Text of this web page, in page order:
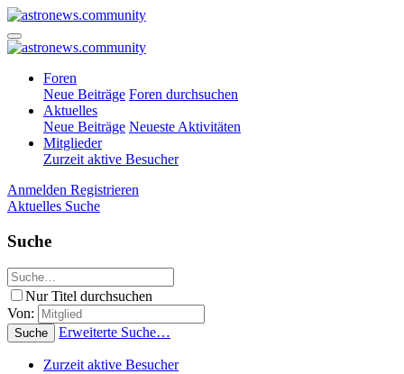
Foren
Neue Beiträge Foren durchsuchen
Aktuelles
Neue Beiträge Neueste Aktivitäten
Mitglieder
Zurzeit aktive Besucher
Anmelden Registrieren
Aktuelles Suche
Suche
Nur Titel durchsuchen
Von:
Suche Erweiterte Suche…
Zurzeit aktive Besucher